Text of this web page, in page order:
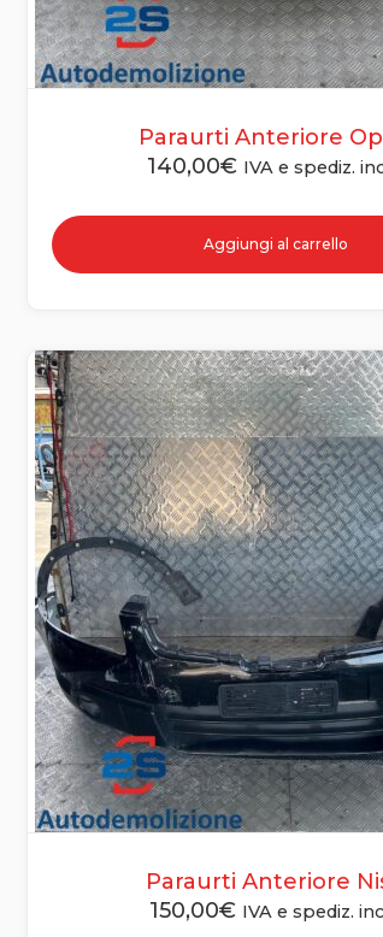
Paraurti Anteriore
140,00€ IVA e spediz.
Aggiungi al carrello
Paraurti Anteriore
150,00€ IVA e spediz.